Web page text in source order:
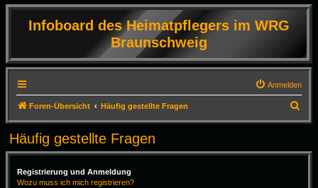
Infoboard des Heimatpflegers im WRG
Braunschweig
Anmelden
Foren-Übersicht Häufig gestellte Fragen
u
h
Häufig gestellte Fragen
Registrierung und Anmeldung
Wozu muss ich mich registrieren?